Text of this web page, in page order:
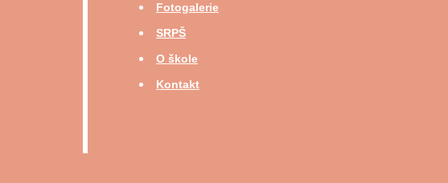
Fotogalerie
SRPŠ
O škole
Kontakt